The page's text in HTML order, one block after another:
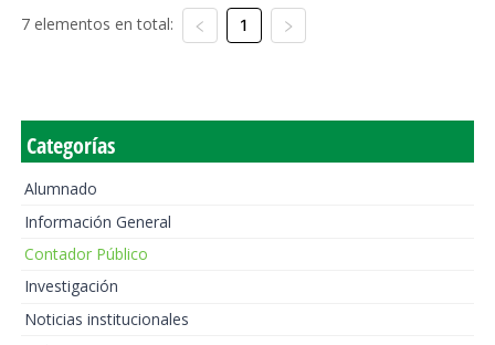
7 elementos en total: 1
Categorías
Alumnado
Información General
Contador Público
Investigación
Noticias institucionales